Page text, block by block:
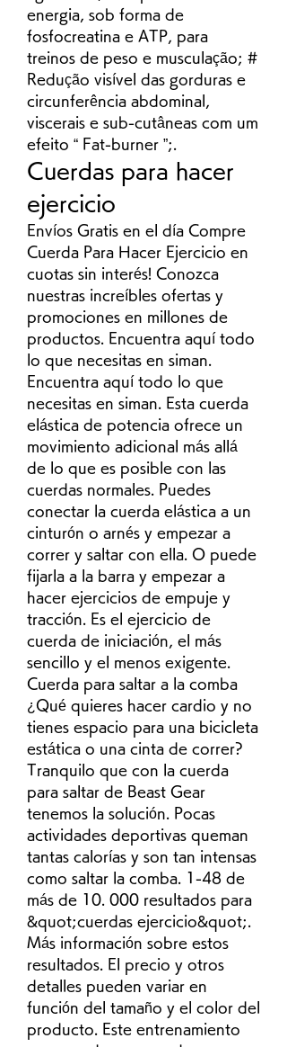
energia, sob forma de
fosfocreatina e ATP, para
treinos de peso e musculação; #
Redução visível das gorduras e
circunferência abdominal,
viscerais e sub-cutâneas com um
efeito “ Fat-burner ”;.
Cuerdas para hacer
ejercicio
Envíos Gratis en el día Compre
Cuerda Para Hacer Ejercicio en
cuotas sin interés! Conozca
nuestras increíbles ofertas y
promociones en millones de
productos. Encuentra aquí todo
lo que necesitas en siman.
Encuentra aquí todo lo que
necesitas en siman. Esta cuerda
elástica de potencia ofrece un
movimiento adicional más allá
de lo que es posible con las
cuerdas normales. Puedes
conectar la cuerda elástica a un
cinturón o arnés y empezar a
correr y saltar con ella. O puede
fijarla a la barra y empezar a
hacer ejercicios de empuje y
tracción. Es el ejercicio de
cuerda de iniciación, el más
sencillo y el menos exigente.
Cuerda para saltar a la comba
¿Qué quieres hacer cardio y no
tienes espacio para una bicicleta
estática o una cinta de correr?
Tranquilo que con la cuerda
para saltar de Beast Gear
tenemos la solución. Pocas
actividades deportivas queman
tantas calorías y son tan intensas
como saltar la comba. 1-48 de
más de 10. 000 resultados para
&quot;cuerdas ejercicio&quot;.
Más información sobre estos
resultados. El precio y otros
detalles pueden variar en
función del tamaño y el color del
producto. Este entrenamiento